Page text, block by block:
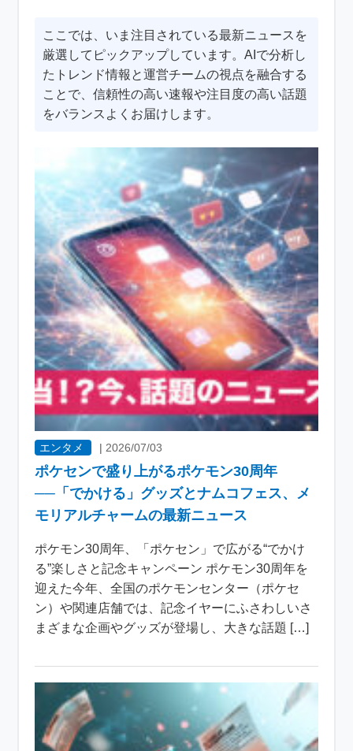
ここでは、いま注目されている最新ニュースを
厳選してピックアップしています。AIで分析し
たトレンド情報と運営チームの視点を融合する
ことで、信頼性の高い速報や注目度の高い話題
をバランスよくお届けします。
エンタメ | 2026/07/03
ポケセンで盛り上がるポケモン30周年
──「でかける」グッズとナムコフェス、メ
モリアルチャームの最新ニュース
ポケモン30周年、「ポケセン」で広がる“でかけ
る”楽しさと記念キャンペーン ポケモン30周年を
迎えた今年、全国のポケモンセンター（ポケセ
ン）や関連店舗では、記念イヤーにふさわしいさ
まざまな企画やグッズが登場し、大きな話題 […]